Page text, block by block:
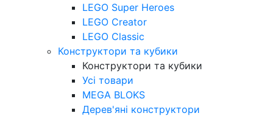
LEGO Super Heroes
LEGO Creator
LEGO Classic
Конструктори та кубики
Конструктори та кубики
Усі товари
MEGA BLOKS
Дерев'яні конструктори